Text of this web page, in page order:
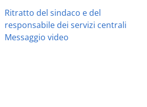
Ritratto del sindaco e del
responsabile dei servizi centrali
Messaggio video